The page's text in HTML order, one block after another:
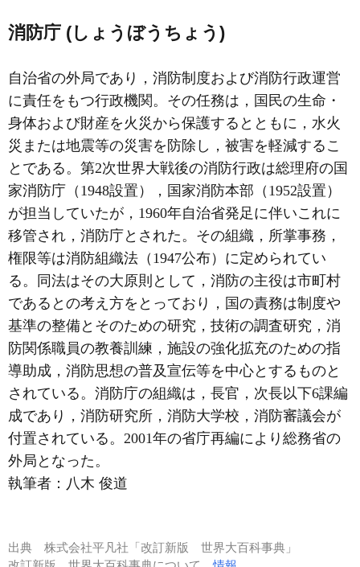
消防庁 (しょうぼうちょう)
自治省の外局であり，消防制度および消防行政運営
に責任をもつ行政機関。その任務は，国民の生命・
身体および財産を火災から保護するとともに，水火
災または地震等の災害を防除し，被害を軽減するこ
とである。第2次世界大戦後の消防行政は総理府の国
家消防庁（1948設置），国家消防本部（1952設置）
が担当していたが，1960年自治省発足に伴いこれに
移管され，消防庁とされた。その組織，所掌事務，
権限等は消防組織法（1947公布）に定められてい
る。同法はその大原則として，消防の主役は市町村
であるとの考え方をとっており，国の責務は制度や
基準の整備とそのための研究，技術の調査研究，消
防関係職員の教養訓練，施設の強化拡充のための指
導助成，消防思想の普及宣伝等を中心とするものと
されている。消防庁の組織は，長官，次長以下6課編
成であり，消防研究所，消防大学校，消防審議会が
付置されている。2001年の省庁再編により総務省の
外局となった。
執筆者： 八木 俊道
出典 株式会社平凡社「改訂新版 世界大百科事典」